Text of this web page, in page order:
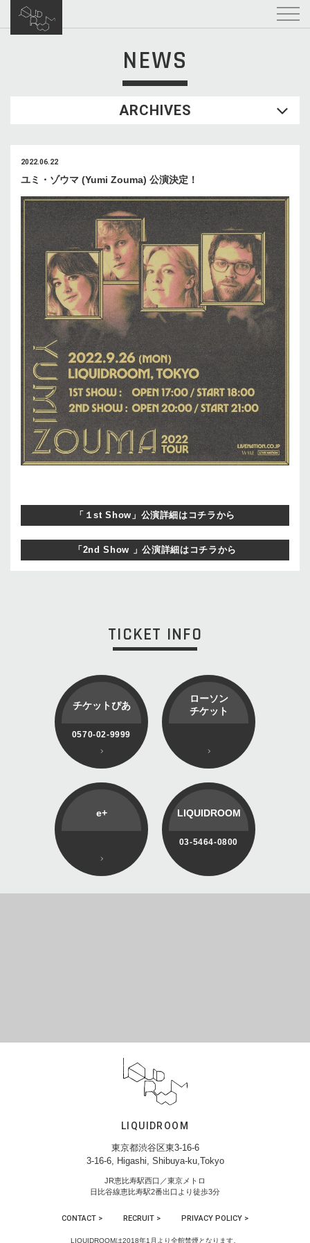
NEWS
ARCHIVES
2022.06.22
ユミ・ゾウマ (Yumi Zouma) 公演決定！
「１st Show」公演詳細はコチラから
「2nd Show 」公演詳細はコチラから
TICKET INFO
チケットぴあ
0570-02-9999
ローソン
チケット
e+ LIQUIDROOM
03-5464-0800
LIQUIDROOM
東京都渋谷区東3-16-6
3-16-6, Higashi, Shibuya-ku,Tokyo
JR恵比寿駅西口／東京メトロ
日比谷線恵比寿駅2番出口より徒歩3分
CONTACT > RECRUIT > PRIVACY POLICY >
LIQUIDROOMは2018年1月より全館禁煙となります。